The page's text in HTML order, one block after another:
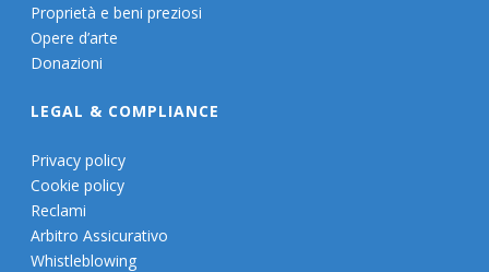
Proprietà e beni preziosi
Opere d’arte
Donazioni
LEGAL & COMPLIANCE
Privacy policy
Cookie policy
Reclami
Arbitro Assicurativo
Whistleblowing